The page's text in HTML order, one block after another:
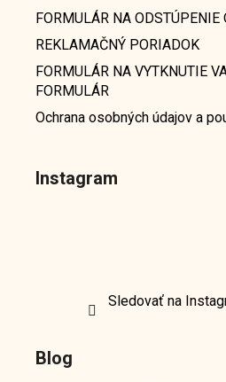
FORMULÁR NA
REKLAMAČNÝ PORIADOK
FORMULÁR NA VYTKNUTIE
FORMULÁR
Ochrana osobných údajov a
Instagram
Sledovať na
Blog